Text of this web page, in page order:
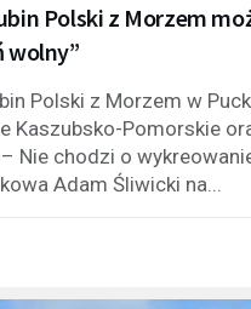
Polski z Morzem
wolny”
Polski z Morzem w
Kaszubsko-Pomorskie
Nie chodzi o
Adam Śliwicki na...